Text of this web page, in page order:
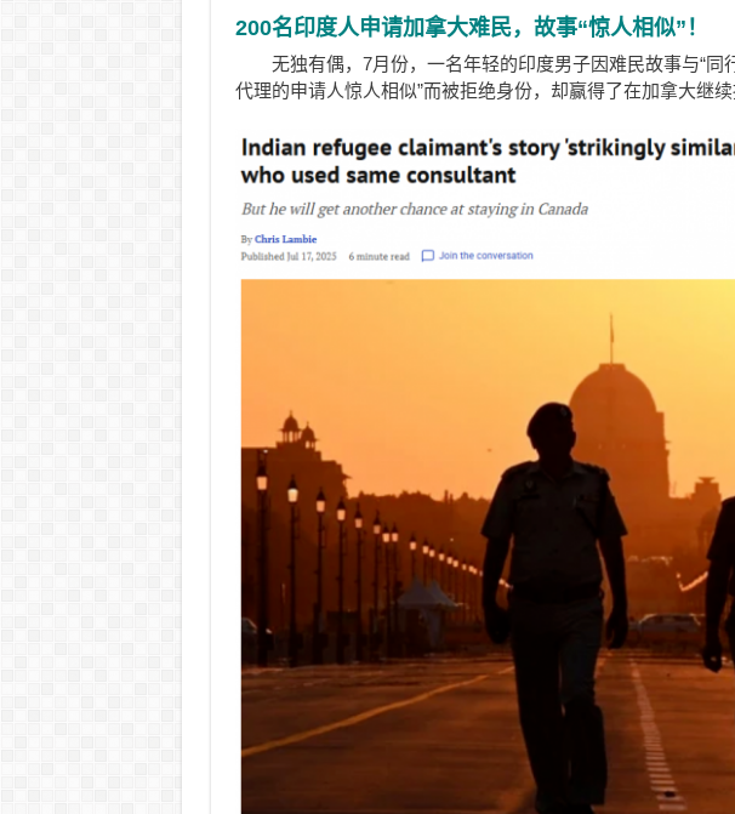
200名印度人申请加拿大难民，故事“惊人相似”！
无独有偶，7月份，一名年轻的印度男子因难民故事与“同
代理的申请人惊人相似”而被拒绝身份，却赢得了在加拿大继续